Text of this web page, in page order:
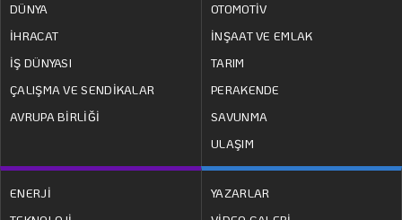
DÜNYA
İHRACAT
İŞ DÜNYASI
ÇALIŞMA VE SENDİKALAR
AVRUPA BİRLİĞİ
OTOMOTİV
İNŞAAT VE EMLAK
TARIM
PERAKENDE
SAVUNMA
ULAŞIM
ENERJİ
YAZARLAR